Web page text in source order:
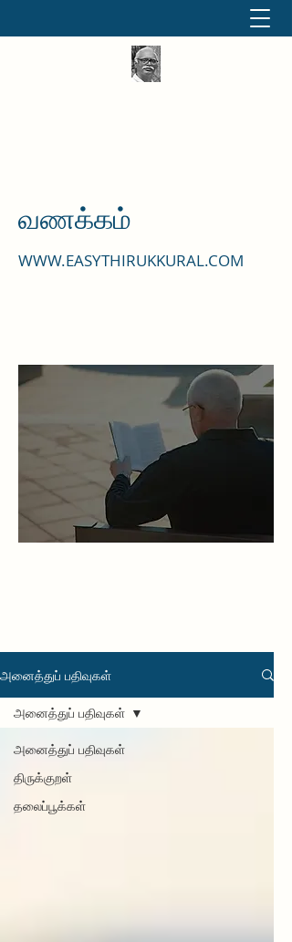
வணக்கம்
WWW.EASYTHIRUKKURAL.COM
அனைத்துப் பதிவுகள்
அனைத்துப் பதிவுகள்
திருக்குறள்
தலைப்பூக்கள்
அனைத்துப் பதிவுகள்